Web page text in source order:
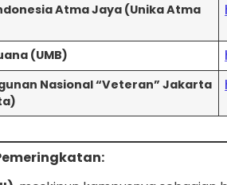
Atma Jaya (Unika Atma
(UMB)
Nasional “Veteran” Jakarta